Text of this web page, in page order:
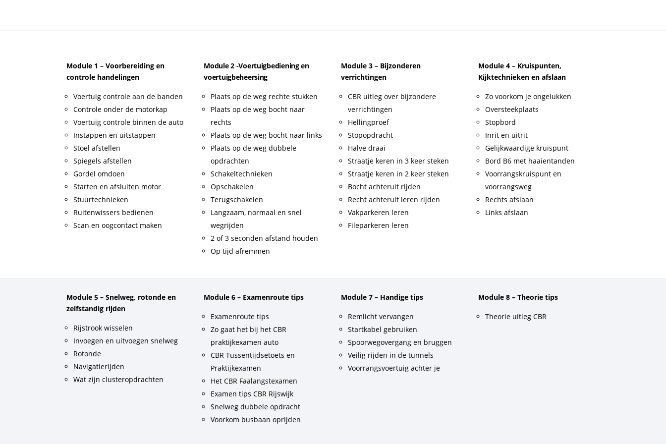
Module 1 – Voorbereiding en
controle handelingen
Voertuig controle aan de banden
Controle onder de motorkap
Voertuig controle binnen de auto
Instappen en uitstappen
Stoel afstellen
Spiegels afstellen
Gordel omdoen
Starten en afsluiten motor
Stuurtechnieken
Ruitenwissers bedienen
Scan en oogcontact maken
Module 2 -Voertuigbediening en
voertuigbeheersing
Plaats op de weg rechte stukken
Plaats op de weg bocht naar
rechts
Plaats op de weg bocht naar links
Plaats op de weg dubbele
opdrachten
Schakeltechnieken
Opschakelen
Terugschakelen
Langzaam, normaal en snel
wegrijden
2 of 3 seconden afstand houden
Op tijd afremmen
Module 3 – Bijzonderen
verrichtingen
CBR uitleg over bijzondere
verrichtingen
Hellingproef
Stopopdracht
Halve draai
Straatje keren in 3 keer steken
Straatje keren in 2 keer steken
Bocht achteruit rijden
Recht achteruit leren rijden
Vakparkeren leren
Fileparkeren leren
Module 4 – Kruispunten,
Kijktechnieken en afslaan
Zo voorkom je ongelukken
Oversteekplaats
Stopbord
Inrit en uitrit
Gelijkwaardige kruispunt
Bord B6 met haaientanden
Voorrangskruispunt en
voorrangsweg
Rechts afslaan
Links afslaan
Module 5 – Snelweg, rotonde en
zelfstandig rijden
Rijstrook wisselen
Invoegen en uitvoegen snelweg
Rotonde
Navigatierijden
Wat zijn clusteropdrachten
Module 6 – Examenroute tips
Examenroute tips
Zo gaat het bij het CBR
praktijkexamen auto
CBR Tussentijdsetoets en
Praktijkexamen
Het CBR Faalangstexamen
Examen tips CBR Rijswijk
Snelweg dubbele opdracht
Voorkom busbaan oprijden
Module 7 – Handige tips
Remlicht vervangen
Startkabel gebruiken
Spoorwegovergang en bruggen
Veilig rijden in de tunnels
Voorrangsvoertuig achter je
Module 8 – Theorie tips
Theorie uitleg CBR